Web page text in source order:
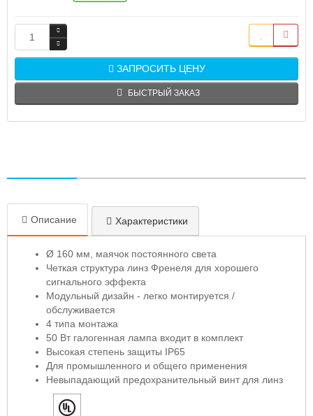
ЗАПРОСИТЬ ЦЕНУ
БЫСТРЫЙ ЗАКАЗ
Описание Характеристики
Ø 160 мм, маячок постоянного света
Четкая структура линз Френеля для хорошего
сигнального эффекта
Модульный дизайн - легко монтируется /
обслуживается
4 типа монтажа
50 Вт галогенная лампа входит в комплект
Высокая степень защиты IP65
Для промышленного и общего применения
Невыпадающий предохранительный винт для линз